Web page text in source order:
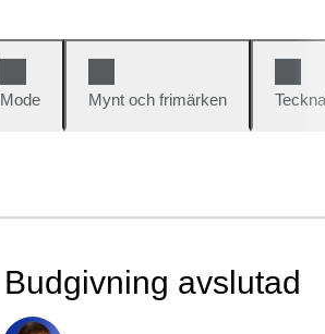
Mode Mynt och frimärken
Budgivning avslutad